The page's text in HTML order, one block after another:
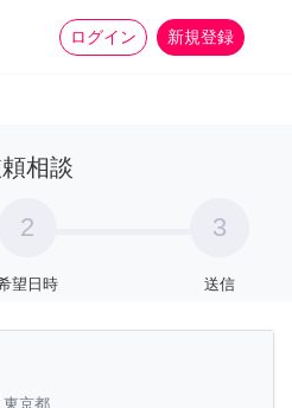
ログイン 新規登録
家事 more_horiz
相談
2
望日時
3
送信
東京都